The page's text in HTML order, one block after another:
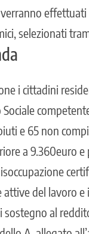
selezionati
i cittadini
e 65 non
a 9.360euro
del lavoro
al